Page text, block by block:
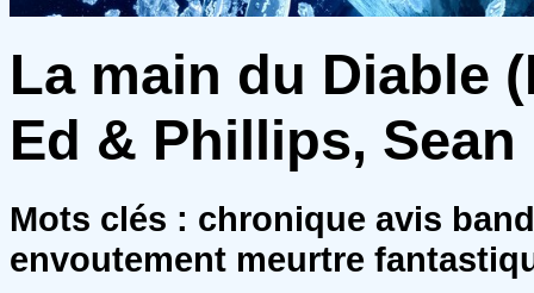
La main du Diable
Ed & Phillips, Sean
Mots clés : chronique avis
envoutement meurtre